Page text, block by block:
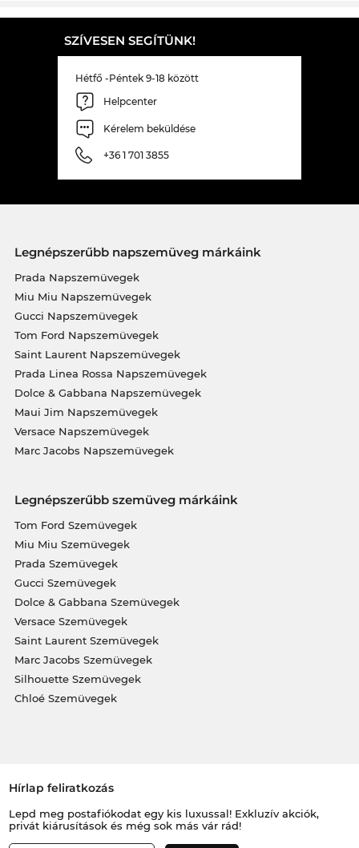
SZÍVESEN SEGÍTÜNK!
Hétfő -Péntek 9-18 között
Helpcenter
Kérelem beküldése
+36 1 701 3855
Legnépszerűbb napszemüveg márkáink
Prada Napszemüvegek
Miu Miu Napszemüvegek
Gucci Napszemüvegek
Tom Ford Napszemüvegek
Saint Laurent Napszemüvegek
Prada Linea Rossa Napszemüvegek
Dolce & Gabbana Napszemüvegek
Maui Jim Napszemüvegek
Versace Napszemüvegek
Marc Jacobs Napszemüvegek
Legnépszerűbb szemüveg márkáink
Tom Ford Szemüvegek
Miu Miu Szemüvegek
Prada Szemüvegek
Gucci Szemüvegek
Dolce & Gabbana Szemüvegek
Versace Szemüvegek
Saint Laurent Szemüvegek
Marc Jacobs Szemüvegek
Silhouette Szemüvegek
Chloé Szemüvegek
Hírlap feliratkozás
Lepd meg postafiókodat egy kis luxussal! Exkluzív akciók,
privát kiárusítások és még sok más vár rád!